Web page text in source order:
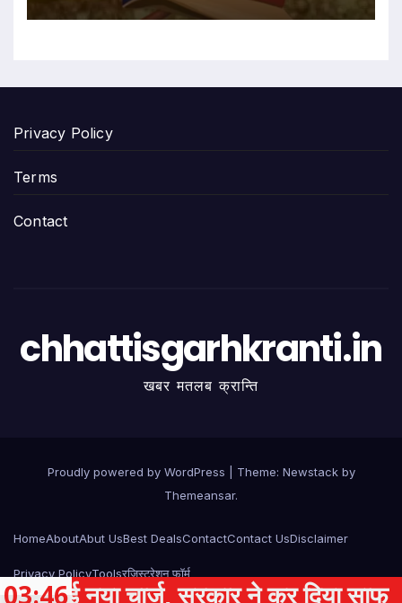
Privacy Policy
Terms
Contact
chhattisgarhkranti.in
खबर मतलब क्रान्ति
Proudly powered by WordPress Theme: Newstackby
Themeansar.
HomeAboutAbut UsBest DealsContactContact UsDisclaimer
Privacy PolicyToolsरजिस्ट्रेशन फॉर्म
नया चार्ज, सरकार ने कर दिया साफ
03:46